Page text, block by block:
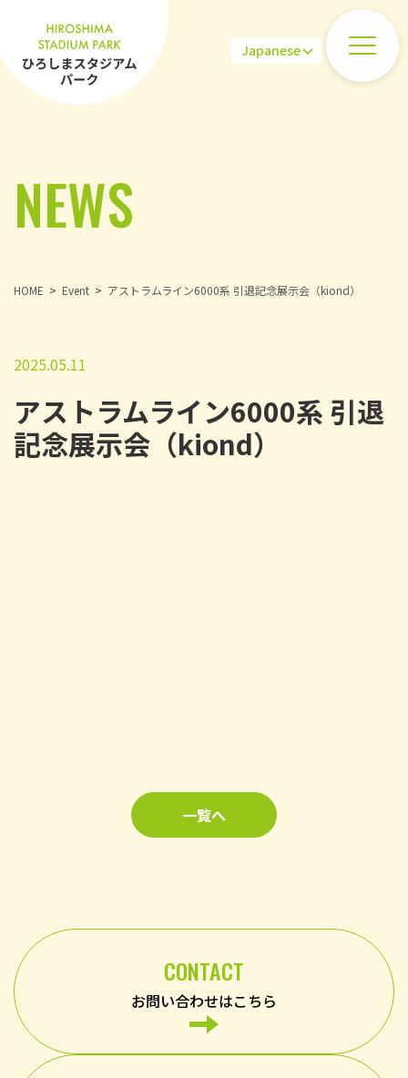
NEWS
HOME Event アストラムライン6000系 引退記念展示会（kiond）
2025.05.11
アストラムライン6000系 引退
記念展示会（kiond）
一覧へ
CONTACT
お問い合わせはこちら